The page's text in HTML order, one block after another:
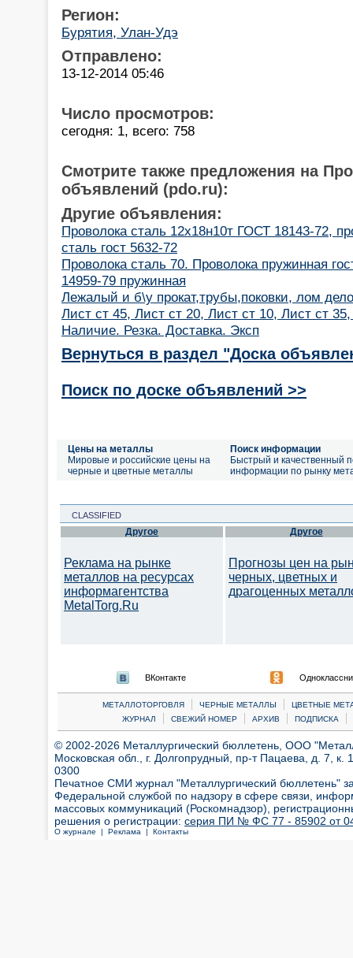
Регион:
Бурятия, Улан-Удэ
Отправлено:
13-12-2014 05:46
Число просмотров:
сегодня: 1, всего: 758
Смотрите также предложения на
объявлений (pdo.ru):
Другие объявления:
Проволока сталь 12х18н10т ГОСТ 18143-72,
сталь гост 5632-72
Проволока сталь 70. Проволока пружинная
14959-79 пружинная
Лежалый и б\у прокат,трубы,поковки, лом
Лист ст 45, Лист ст 20, Лист ст 10, Лист ст
Наличие. Резка. Доставка. Эксп
Вернуться в раздел "Доска
Поиск по доске объявлений >>
Цены на металлы
Мировые и российские цены на
черные и цветные металлы
Поиск информации
Быстрый и качественный
информации по рынку
CLASSIFIED
Другое
Реклама на рынке
металлов на ресурсах
информагентства
MetalTorg.Ru
Другое
Прогнозы цен на
черных, цветных и
драгоценных
ВКонтакте
МЕТАЛЛОТОРГОВЛЯ | ЧЕРНЫЕ МЕТАЛЛЫ |
ЦВЕТНЫЕ
ЖУРНАЛ
| СВЕЖИЙ НОМЕР | АРХИВ | ПОДПИСКА |
© 2002-2026 Металлургический бюллетень, ООО
Московская обл., г. Долгопрудный, пр-т Пацаева, д. 7,
0300
Печатное СМИ журнал "Металлургический бюллетень"
Федеральной службой по надзору в сфере связи,
массовых коммуникаций (Роскомнадзор),
решения о регистрации: серия ПИ № ФС 77 - 85902 от 04
О журнале | Реклама | Контакты